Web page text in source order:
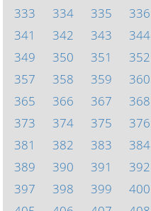
333
334 335 336
341
342 343 344
349
350 351 352
357
358 359 360
365
366 367 368
373
374 375 376
381
382 383 384
389
390 391 392
397
398 399 400